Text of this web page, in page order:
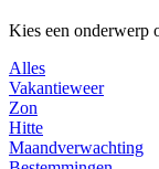
Kies een onderwerp
Alles
Vakantieweer
Zon
Hitte
Maandverwachting